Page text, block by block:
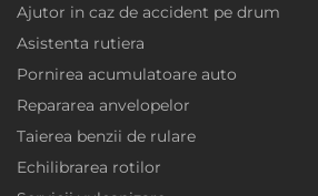
Ajutor in caz de accident pe drum
Asistenta rutiera
Pornirea acumulatoare auto
Repararea anvelopelor
Taierea benzii de rulare
Echilibrarea rotilor